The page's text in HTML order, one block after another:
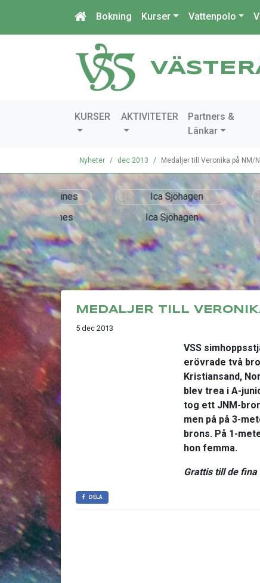
Bokning Kurser Vattenpolo
KURSER AKTIVITETER
Partners &
Länkar
Nyheter dec 2013 Medaljer till Veronika på NM/
Ica Sjöhagen
MEDALJER TILL
5 dec 2013
VSS
erövrade två
Kristiansand,
blev trea i A-
tog ett JNM-
men på på 3-
brons. På 1-
hon femma.
Grattis till de
DELA